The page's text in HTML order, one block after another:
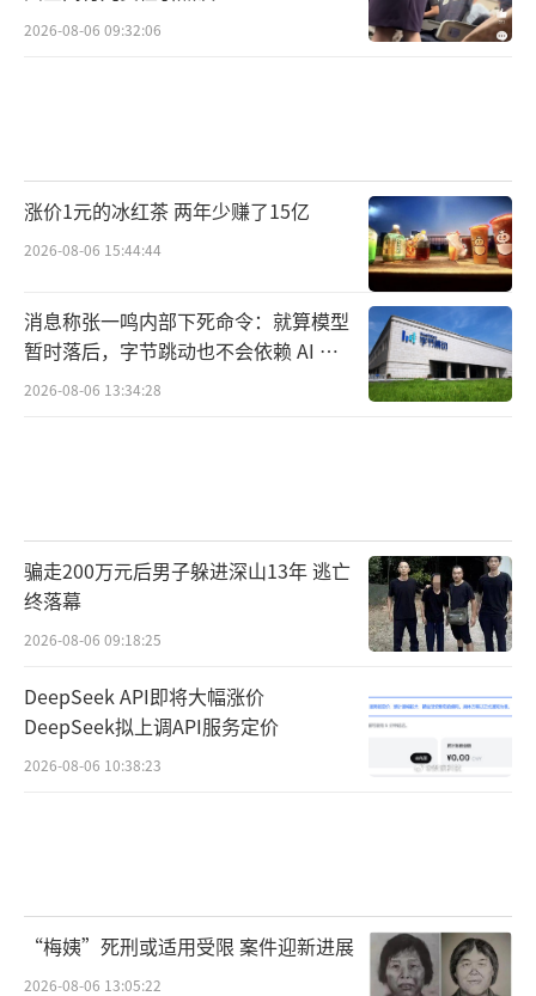
2026-08-06 09:32:06
涨价1元的冰红茶 两年少赚了15亿
2026-08-06 15:44:44
消息称张一鸣内部下死命令：就算模型
暂时落后，字节跳动也不会依赖 AI 蒸
馏技术
2026-08-06 13:34:28
骗走200万元后男子躲进深山13年 逃亡
终落幕
2026-08-06 09:18:25
DeepSeek API即将大幅涨价
DeepSeek拟上调API服务定价
2026-08-06 10:38:23
“梅姨”死刑或适用受限 案件迎新进展
2026-08-06 13:05:22